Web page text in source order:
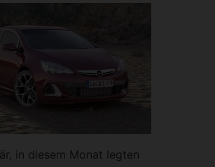
in diesem Monat legten